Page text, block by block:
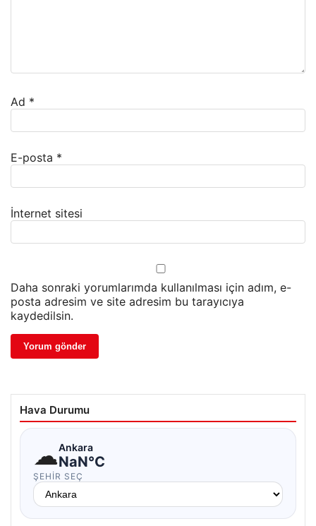
Ad *
E-posta *
İnternet sitesi
Daha sonraki yorumlarımda kullanılması için adım, e-
posta adresim ve site adresim bu tarayıcıya
kaydedilsin.
Hava Durumu
☁Ankara
NaN°C
ŞEHIR SEÇ